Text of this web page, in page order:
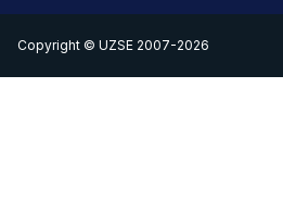
Copyright © UZSE 2007-2026